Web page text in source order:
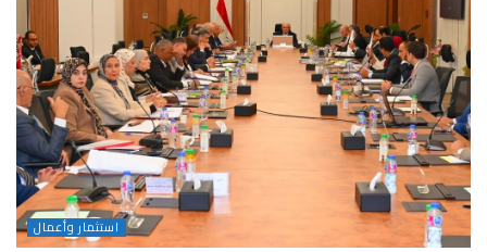
استثمار وأعمال